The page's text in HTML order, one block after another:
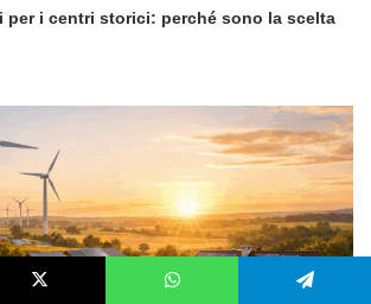
i centri storici: perché sono la scelta